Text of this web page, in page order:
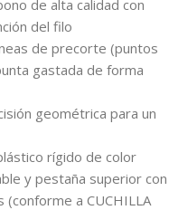
de alta calidad con
del filo
de precorte (puntos
gastada de forma
geométrica para un
rígido de color
y pestaña superior con
a CUCHILLA